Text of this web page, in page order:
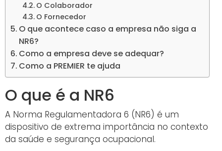
O Colaborador
O Fornecedor
O que acontece caso a empresa não siga a
NR6?
Como a empresa deve se adequar?
Como a PREMIER te ajuda
O que é a NR6
A Norma Regulamentadora 6 (NR6) é um
dispositivo de extrema importância no contexto
da saúde e segurança ocupacional.